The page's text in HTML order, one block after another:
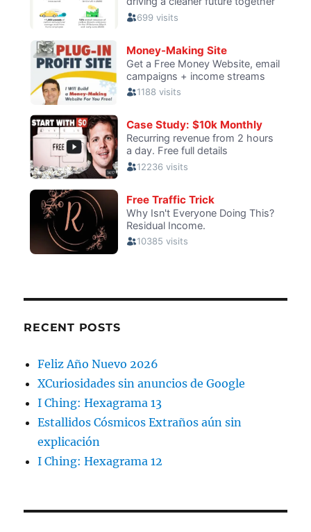
RECENT POSTS
Feliz Año Nuevo 2026
XCuriosidades sin anuncios de Google
I Ching: Hexagrama 13
Estallidos Cósmicos Extraños aún sin
explicación
I Ching: Hexagrama 12